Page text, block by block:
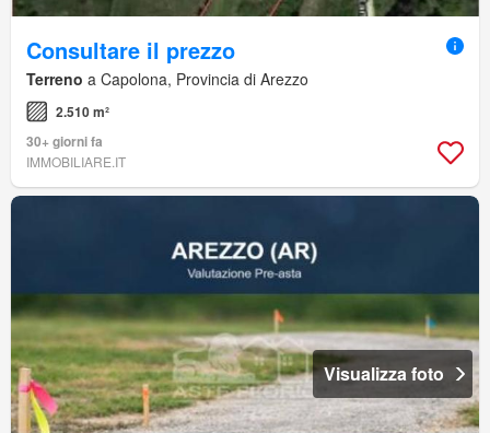
Consultare il prezzo
Terreno a Capolona, Provincia di Arezzo
2.510 m²
30+ giorni fa
IMMOBILIARE.IT
Visualizza foto